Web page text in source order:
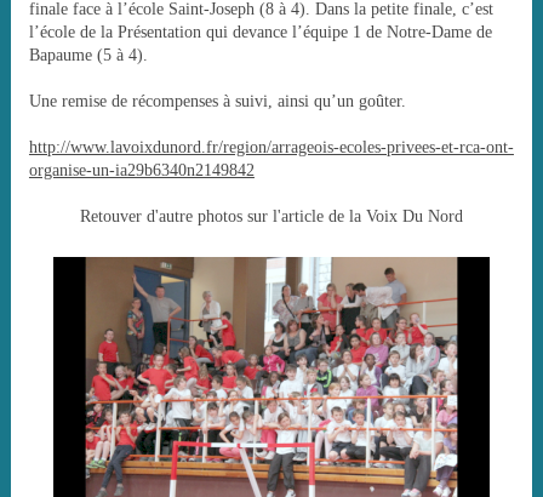
finale face à l’école Saint-Joseph (8 à 4). Dans la petite finale, c’est
l’école de la Présentation qui devance l’équipe 1 de Notre-Dame de
Bapaume (5 à 4).
Une remise de récompenses à suivi, ainsi qu’un goûter.
http://www.lavoixdunord.fr/region/arrageois-ecoles-privees-et-rca-ont-
organise-un-ia29b6340n2149842
Retouver d'autre photos sur l'article de la Voix Du Nord